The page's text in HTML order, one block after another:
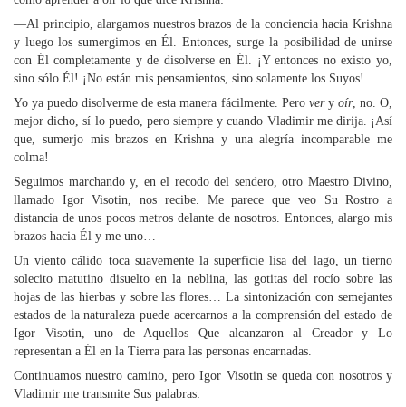
—Al principio, alargamos nuestros brazos de la conciencia hacia Krishna
y luego los sumergimos en Él. Entonces, surge la posibilidad de unirse
con Él completamente y de disolverse en Él. ¡Y entonces no existo yo,
sino sólo Él! ¡No están mis pensamientos, sino solamente los Suyos!
Yo ya puedo disolverme de esta manera fácilmente. Pero very oír, no. O,
mejor dicho, sí lo puedo, pero siempre y cuando Vladimir me dirija. ¡Así
que, sumerjo mis brazos en Krishna y una alegría incomparable me
colma!
Seguimos marchando y, en el recodo del sendero, otro Maestro Divino,
llamado Igor Visotin, nos recibe. Me parece que veo Su Rostro a
distancia de unos pocos metros delante de nosotros. Entonces, alargo mis
brazos hacia Él y me uno…
Un viento cálido toca suavemente la superficie lisa del lago, un tierno
solecito matutino disuelto en la neblina, las gotitas del rocío sobre las
hojas de las hierbas y sobre las flores… La sintonización con semejantes
estados de la naturaleza puede acercarnos a la comprensión del estado de
Igor Visotin, uno de Aquellos Que alcanzaron al Creador y Lo
representan a Él en la Tierra para las personas encarnadas.
Continuamos nuestro camino, pero Igor Visotin se queda con nosotros y
Vladimir me transmite Sus palabras: